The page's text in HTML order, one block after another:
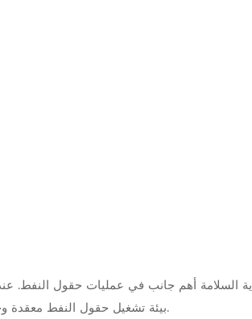
السلامة أهم جانب في عمليات حقول النفط.
بيئة تشغيل حقول النفط معقدة وخطرة، لذا يجب أن تتمتع المعدات بحماية سلامة متعددة لضمان سلامة المشغلين.